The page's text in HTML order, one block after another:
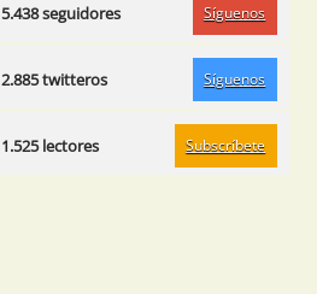
5.438 seguidores Síguenos
2.885 twitteros Síguenos
1.525 lectores Subscríbete